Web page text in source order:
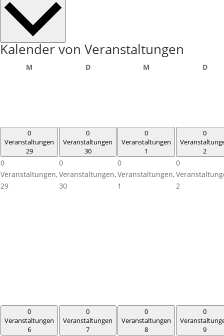
Kalender von Veranstaltungen
M DDienstag M D
0
Veranstaltungen
29
0
Veranstaltungen,
29
0
Veranstaltungen
30
0
Veranstaltungen,
30
0
Veranstaltungen
1
0
Veranstaltungen,
1
0
2
0
2
0
Veranstaltungen
6
0
Veranstaltungen
7
0
Veranstaltungen
8
0
9